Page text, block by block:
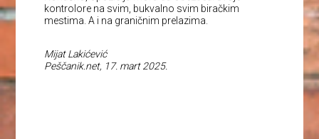
kontrolore na svim, bukvalno svim biračkim
mestima. A i na graničnim prelazima.
Mijat Lakićević
Peščanik.net, 17. mart 2025.